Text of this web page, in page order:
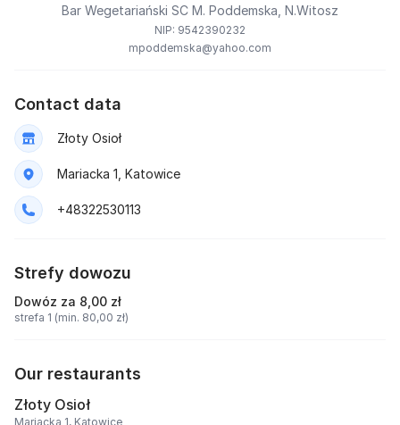
Bar Wegetariański SC M. Poddemska, N.Witosz
NIP: 9542390232
mpoddemska@yahoo.com
Contact data
Złoty Osioł
Mariacka 1, Katowice
+48322530113
Strefy dowozu
Dowóz za 8,00 zł
strefa 1 (min. 80,00 zł)
Our restaurants
Złoty Osioł
Mariacka 1, Katowice